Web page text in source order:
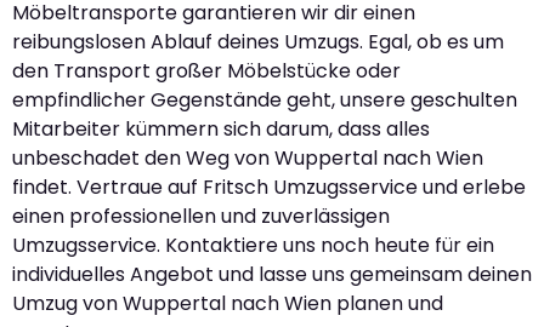
Möbeltransporte garantieren wir dir einen
reibungslosen Ablauf deines Umzugs. Egal, ob es um
den Transport großer Möbelstücke oder
empfindlicher Gegenstände geht, unsere geschulten
Mitarbeiter kümmern sich darum, dass alles
unbeschadet den Weg von Wuppertal nach Wien
findet. Vertraue auf Fritsch Umzugsservice und erlebe
einen professionellen und zuverlässigen
Umzugsservice. Kontaktiere uns noch heute für ein
individuelles Angebot und lasse uns gemeinsam deinen
Umzug von Wuppertal nach Wien planen und